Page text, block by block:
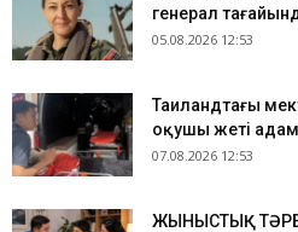
генерал
05.08.2026 12:53
Таиландтағы
оқушы жеті
07.08.2026 12:53
ЖЫНЫСТЫҚ